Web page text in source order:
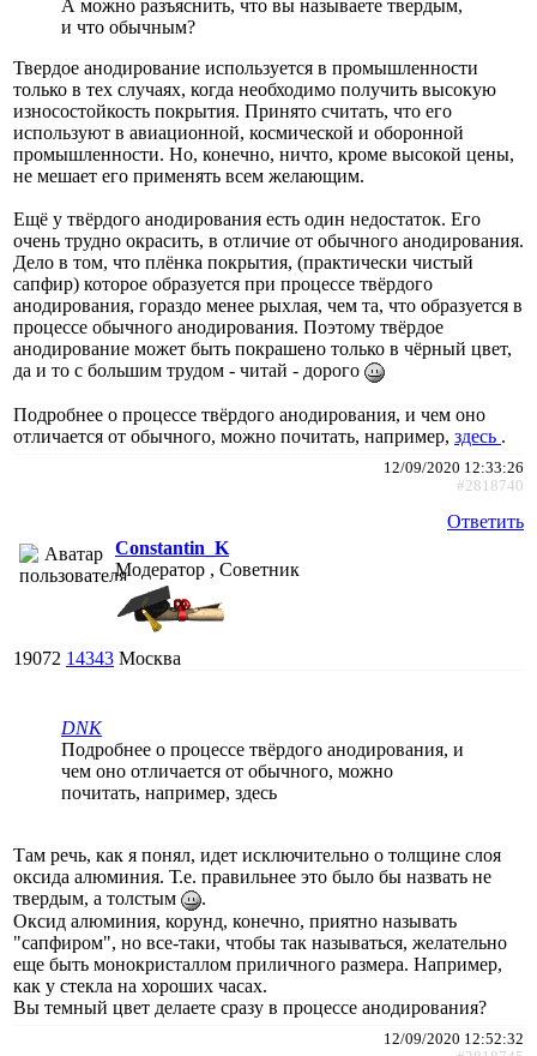
А можно разъяснить, что вы называете твердым,
и что обычным?
Твердое анодирование используется в промышленности
только в тех случаях, когда необходимо получить высокую
износостойкость покрытия. Принято считать, что его
используют в авиационной, космической и оборонной
промышленности. Но, конечно, ничто, кроме высокой цены,
не мешает его применять всем желающим.
Ещё у твёрдого анодирования есть один недостаток. Его
очень трудно окрасить, в отличие от обычного анодирования.
Дело в том, что плёнка покрытия, (практически чистый
сапфир) которое образуется при процессе твёрдого
анодирования, гораздо менее рыхлая, чем та, что образуется в
процессе обычного анодирования. Поэтому твёрдое
анодирование может быть покрашено только в чёрный цвет,
да и то с большим трудом - читай - дорого
Подробнее о процессе твёрдого анодирования, и чем оно
отличается от обычного, можно почитать, например, здесь .
12/09/2020 12:33:26
#2818740
Ответить
Constantin_K
Модератор , Советник
19072 14343 Москва
DNK
Подробнее о процессе твёрдого анодирования, и
чем оно отличается от обычного, можно
почитать, например, здесь
Там речь, как я понял, идет исключительно о толщине слоя
оксида алюминия. Т.е. правильнее это было бы назвать не
твердым, а толстым
.
Оксид алюминия, корунд, конечно, приятно называть
"сапфиром", но все-таки, чтобы так называться, желательно
еще быть монокристаллом приличного размера. Например,
как у стекла на хороших часах.
Вы темный цвет делаете сразу в процессе анодирования?
12/09/2020 12:52:32